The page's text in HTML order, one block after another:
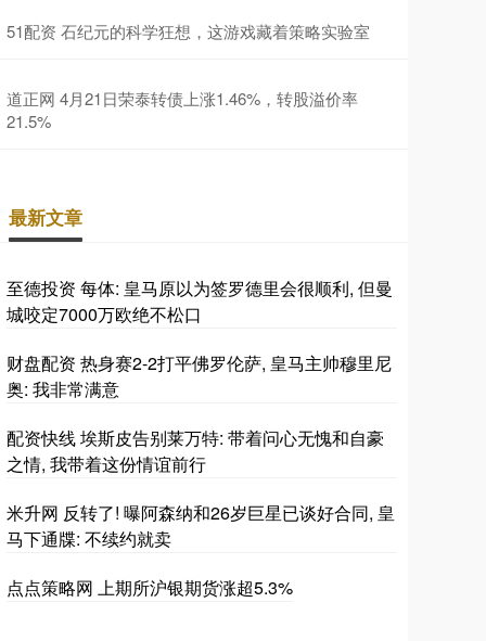
51配资 石纪元的科学狂想，这游戏藏着策略实验室
道正网 4月21日荣泰转债上涨1.46%，转股溢价率
21.5%
最新文章
至德投资 每体: 皇马原以为签罗德里会很顺利, 但曼
城咬定7000万欧绝不松口
财盘配资 热身赛2-2打平佛罗伦萨, 皇马主帅穆里尼
奥: 我非常满意
配资快线 埃斯皮告别莱万特: 带着问心无愧和自豪
之情, 我带着这份情谊前行
米升网 反转了! 曝阿森纳和26岁巨星已谈好合同, 皇
马下通牒: 不续约就卖
点点策略网 上期所沪银期货涨超5.3%